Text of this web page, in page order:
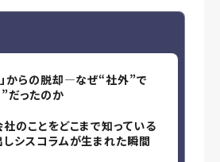
」からの脱却―なぜ“社外”で
だったのか
社のことをどこまで知っている
シスコラムが生まれた瞬間